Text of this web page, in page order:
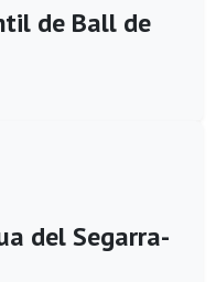
de Ball de
del Segarra-